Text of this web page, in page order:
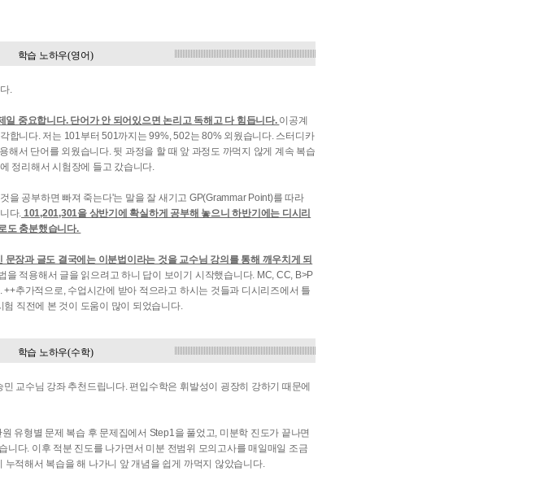
학습 노하우(영어)
.
일 중요합니다. 단어가 안 되어있으면 논리고 독해고 다 힘듭니다. 이공계
합니다. 저는 101부터 501까지는 99%, 502는 80% 외웠습니다. 스터디카
해서 단어를 외웠습니다. 뒷 과정을 할 때 앞 과정도 까먹지 않게 계속 복습
정리해서 시험장에 들고 갔습니다.
을 공부하면 빠져 죽는다'는 말을 잘 새기고 GP(Grammar Point)를 따라
다. 101,201,301을 상반기에 확실하게 공부해 놓으니 하반기에는 디시리
도 충분했습니다.
장과 글도 결국에는 이분법이라는 것을 교수님 강의를 통해 깨우치게 되
적용해서 글을 읽으려고 하니 답이 보이기 시작했습니다. MC, CC, B>P
추가적으로, 수업시간에 받아 적으라고 하시는 것들과 디시리즈에서 틀
직전에 본 것이 도움이 많이 되었습니다.
학습 노하우(수학)
교수님 강좌 추천드립니다. 편입수학은 휘발성이 굉장히 강하기 때문에
유형별 문제 복습 후 문제집에서 Step1을 풀었고, 미분학 진도가 끝나면
니다. 이후 적분 진도를 나가면서 미분 전범위 모의고사를 매일매일 조금
적해서 복습을 해 나가니 앞 개념을 쉽게 까먹지 않았습니다.